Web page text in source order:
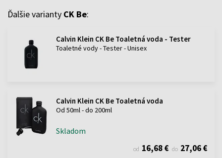
Ďalšie varianty CK Be:
Calvin Klein CK Be Toaletná voda - Tester
Toaletné vody - Tester - Unisex
Calvin Klein CK Be Toaletná voda
Od 50ml - do 200ml
Skladom
od 16,68 € do 27,06 €